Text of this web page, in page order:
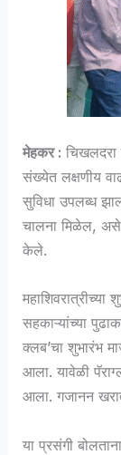
मेहकर : चिखलदरा
संख्येत लक्षणीय
सुविधा उपलब्ध
चालना मिळेल,
केले.
महाशिवरात्रीच्या
सहकाऱ्यांच्या
क्लब’चा शुभारंभ
आला. यावेळी
आला. गजानन खरात
या प्रसंगी